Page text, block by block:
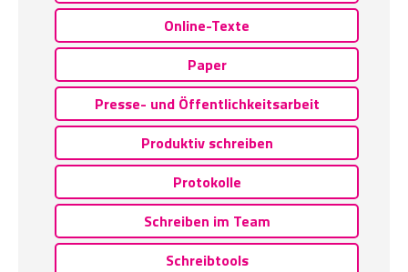
Online-Texte
Paper
Presse- und Öffentlichkeitsarbeit
Produktiv schreiben
Protokolle
Schreiben im Team
Schreibtools